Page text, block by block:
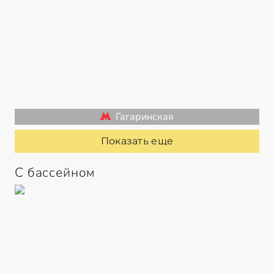
Гагаринская
Показать еще
С бассейном